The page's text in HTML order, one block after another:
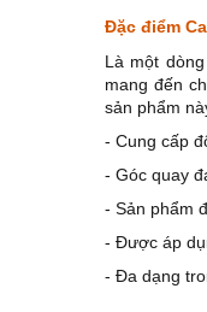
Đặc điểm
Là một
mang đến
sản phẩm
- Cung cấp
- Góc quay
- Sản phẩm
- Được áp
- Đa dạng